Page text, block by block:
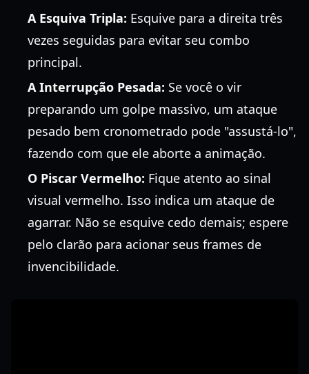
A Esquiva Tripla: Esquive para a direita três
vezes seguidas para evitar seu combo
principal.
A Interrupção Pesada: Se você o vir
preparando um golpe massivo, um ataque
pesado bem cronometrado pode "assustá-lo",
fazendo com que ele aborte a animação.
O Piscar Vermelho: Fique atento ao sinal
visual vermelho. Isso indica um ataque de
agarrar. Não se esquive cedo demais; espere
pelo clarão para acionar seus frames de
invencibilidade.